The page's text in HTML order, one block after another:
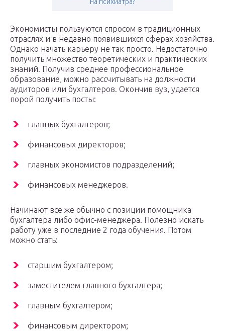
Экономисты пользуются спросом в традиционных
отраслях и в недавно появившихся сферах хозяйства.
Однако начать карьеру не так просто. Недостаточно
получить множество теоретических и практических
знаний. Получив среднее профессиональное
образование, можно рассчитывать на должности
аудиторов или бухгалтеров. Окончив вуз, удается
порой получить посты:
главных бухгалтеров;
финансовых директоров;
главных экономистов подразделений;
финансовых менеджеров.
Начинают все же обычно с позиции помощника
бухгалтера либо офис-менеджера. Полезно искать
работу уже в последние 2 года обучения. Потом
можно стать:
старшим бухгалтером;
заместителем главного бухгалтера;
главным бухгалтером;
финансовым директором;